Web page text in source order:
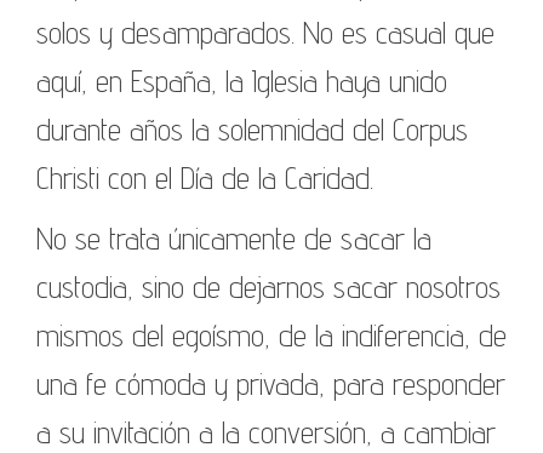
solos y desamparados. No es casual que
aquí, en España, la Iglesia haya unido
durante años la solemnidad del Corpus
Christi con el Día de la Caridad.
No se trata únicamente de sacar la
custodia, sino de dejarnos sacar nosotros
mismos del egoísmo, de la indiferencia, de
una fe cómoda y privada, para responder
a su invitación a la conversión, a cambiar